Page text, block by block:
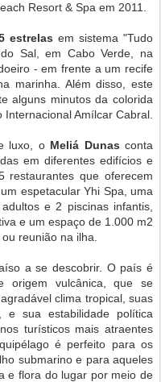
Resort & Spa em 2011.
estrelas em sistema "Tudo
Sal, em Cabo Verde, na
- em frente a um recife
marinha. Além disso, este
alguns minutos da colorida
Amílcar Cabral.
luxo, o Meliá Dunas conta
em diferentes edifícios e
restaurantes que oferecem
espetacular Yhi Spa, uma
e 2 piscinas infantis,
e um espaço de 1.000 m2
reunião na ilha.
a se descobrir. O país é
origem vulcânica, que se
clima tropical, suas
e sua estabilidade política
turísticos mais atraentes
é perfeito para os
submarino e para aqueles
e flora do lugar por meio de